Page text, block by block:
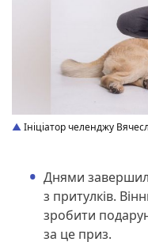
Ініціатор челенджу
Днями
з притулків.
зробити
за це приз.